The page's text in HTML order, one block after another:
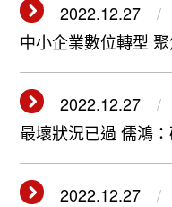
2022.12.27
中小企業數位轉型
2022.12.27
最壞狀況已過 儒鴻
2022.12.27